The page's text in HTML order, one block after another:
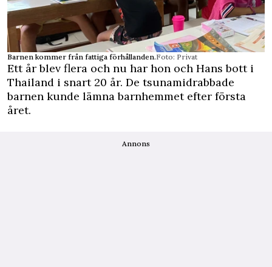
Barnen kommer från fattiga förhållanden.Foto: Privat
Ett år blev flera och nu har hon och Hans bott i
Thailand i snart 20 år. De tsunamidrabbade
barnen kunde lämna barnhemmet efter första
året.
Annons